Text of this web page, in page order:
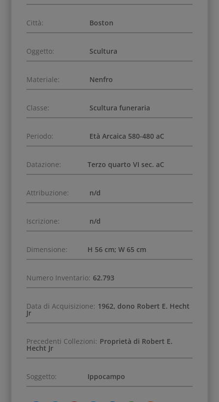
Città: Boston
Oggetto: Scultura
Materiale: Nenfro
Classe: Scultura funeraria
Periodo: Età Arcaica 580-480 aC
Datazione: Terzo quarto VI sec. aC
Attribuzione: n/d
Iscrizione: n/d
Dimensione: H 56 cm; W 65 cm
Numero Inventario: 62.793
Data di Acquisizione: 1962, dono Robert E. Hecht
Jr
Precedenti Collezioni: Proprietà di Robert E.
Hecht Jr
Soggetto: Ippocampo